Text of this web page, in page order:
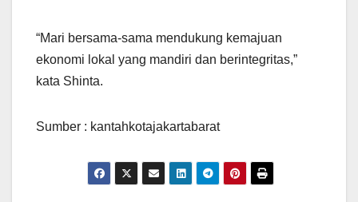
“Mari bersama-sama mendukung kemajuan
ekonomi lokal yang mandiri dan berintegritas,”
kata Shinta.
Sumber : kantahkotajakartabarat